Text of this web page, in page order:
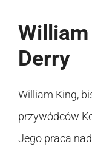
Derry
William King,
przywódców
Jego praca